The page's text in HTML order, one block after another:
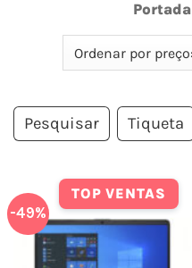
Portada
Pesquisar Tiqueta
-49%
TOP VENTAS